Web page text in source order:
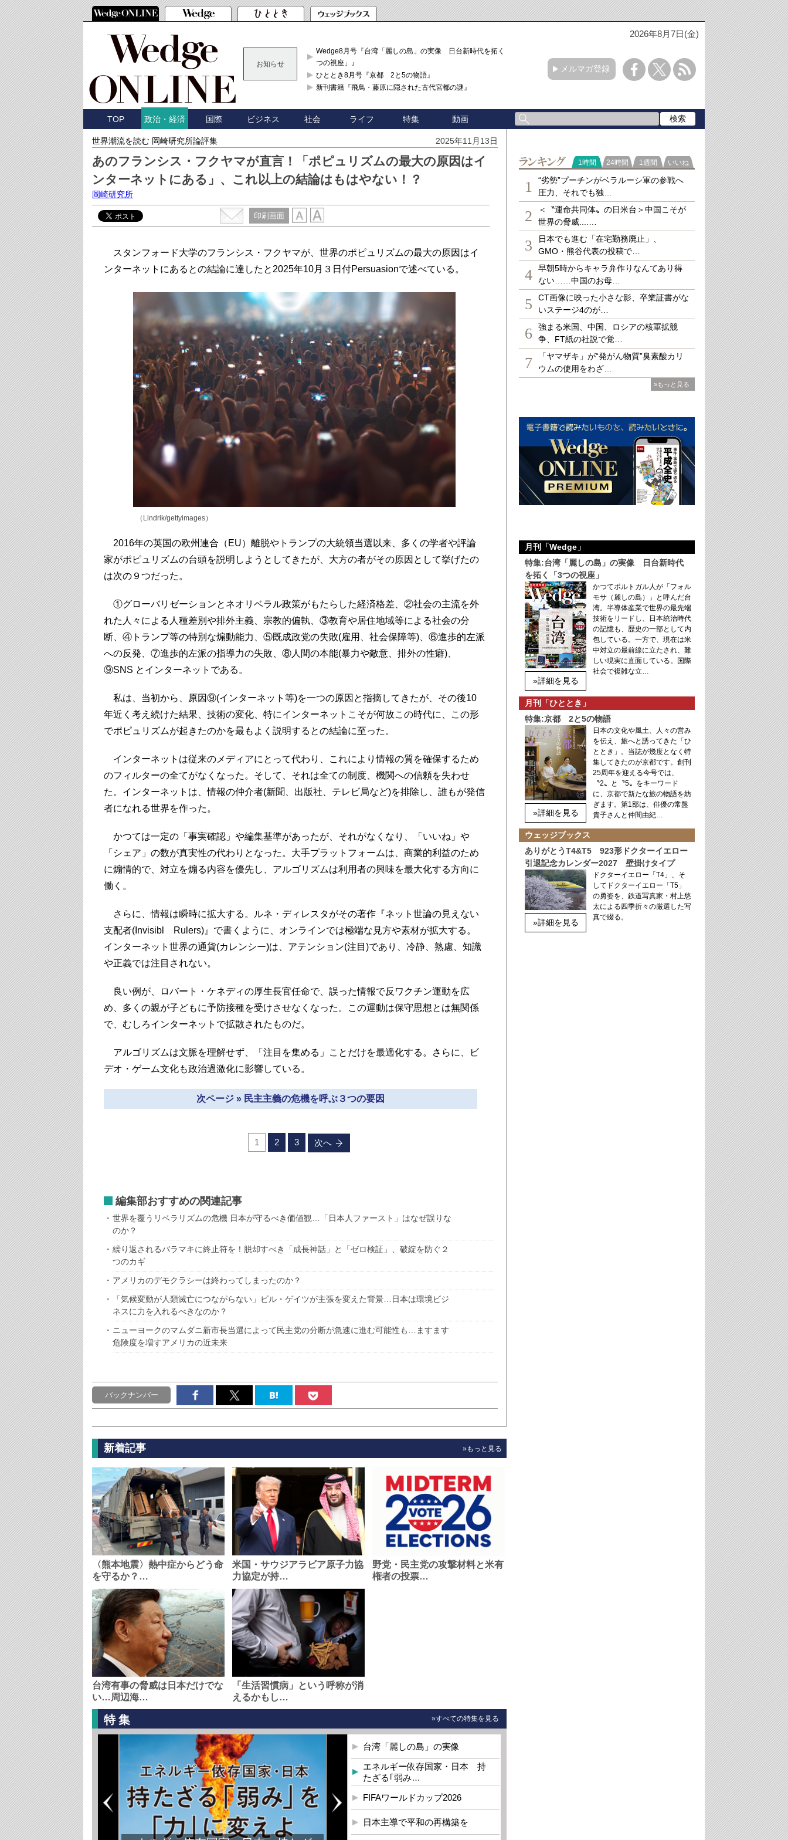
2026年8月7日(金)
お知らせ
Wedge8月号『台湾「麗しの島」の実像 日台新時代を拓く「3
つの視座」』
ひととき8月号『京都 2と5の物語』
新刊書籍『飛鳥・藤原に隠された古代宮都の謎』
メルマガ登録
TOP 政治・経済 国際 ビジネス 社会 ライフ 特集 動画
世界潮流を読む 岡崎研究所論評集 2025年11月13日
あのフランシス・フクヤマが直言！「ポピュリズムの最大の原因はイ
ンターネットにある」、これ以上の結論はもはやない！？
岡崎研究所
印刷画面
スタンフォード大学のフランシス・フクヤマが、世界のポピュリズムの最大の原因はイ
ンターネットにあるとの結論に達したと2025年10月３日付Persuasionで述べている。
（Lindrik/gettyimages）
2016年の英国の欧州連合（EU）離脱やトランプの大統領当選以来、多くの学者や評論
家がポピュリズムの台頭を説明しようとしてきたが、大方の者がその原因として挙げたの
は次の９つだった。
①グローバリゼーションとネオリベラル政策がもたらした経済格差、②社会の主流を外
れた人々による人種差別や排外主義、宗教的偏執、③教育や居住地域等による社会の分
断、④トランプ等の特別な煽動能力、⑤既成政党の失敗(雇用、社会保障等)、⑥進歩的左派
への反発、⑦進歩的左派の指導力の失敗、⑧人間の本能(暴力や敵意、排外の性癖)、
⑨SNS とインターネットである。
私は、当初から、原因⑨(インターネット等)を一つの原因と指摘してきたが、その後10
年近く考え続けた結果、技術の変化、特にインターネットこそが何故この時代に、この形
でポピュリズムが起きたのかを最もよく説明するとの結論に至った。
インターネットは従来のメディアにとって代わり、これにより情報の質を確保するため
のフィルターの全てがなくなった。そして、それは全ての制度、機関への信頼を失わせ
た。インターネットは、情報の仲介者(新聞、出版社、テレビ局など)を排除し、誰もが発信
者になれる世界を作った。
かつては一定の「事実確認」や編集基準があったが、それがなくなり、「いいね」や
「シェア」の数が真実性の代わりとなった。大手プラットフォームは、商業的利益のため
に煽情的で、対立を煽る内容を優先し、アルゴリズムは利用者の興味を最大化する方向に
働く。
さらに、情報は瞬時に拡大する。ルネ・ディレスタがその著作『ネット世論の見えない
支配者(Invisibl Rulers)』で書くように、オンラインでは極端な見方や素材が拡大する。
インターネット世界の通貨(カレンシー)は、アテンション(注目)であり、冷静、熟慮、知識
や正義では注目されない。
良い例が、ロバート・ケネディの厚生長官任命で、誤った情報で反ワクチン運動を広
め、多くの親が子どもに予防接種を受けさせなくなった。この運動は保守思想とは無関係
で、むしろインターネットで拡散されたものだ。
アルゴリズムは文脈を理解せず、「注目を集める」ことだけを最適化する。さらに、ビ
デオ・ゲーム文化も政治過激化に影響している。
次ページ » 民主主義の危機を呼ぶ３つの要因
1 2 3 次へ
編集部おすすめの関連記事
世界を覆うリベラリズムの危機 日本が守るべき価値観…「日本人ファースト」はなぜ誤りな
のか？
繰り返されるバラマキに終止符を！脱却すべき「成長神話」と「ゼロ検証」、破綻を防ぐ２
つのカギ
アメリカのデモクラシーは終わってしまったのか？
「気候変動が人類滅亡につながらない」ビル・ゲイツが主張を変えた背景…日本は環境ビジ
ネスに力を入れるべきなのか？
ニューヨークのマムダニ新市長当選によって民主党の分断が急速に進む可能性も…ますます
危険度を増すアメリカの近未来
バックナンバー
新着記事 »もっと見る
〈熊本地震〉熱中症からどう命
を守るか？…
米国・サウジアラビア原子力協
力協定が持…
野党・民主党の攻撃材料と米有
権者の投票…
台湾有事の脅威は日本だけでな
い…周辺海…
「生活習慣病」という呼称が消
えるかもし…
特集 »すべての特集を見る
台湾「麗しの島」の実像
エネルギー依存国家・日本 持
たざる｢弱み…
FIFAワールドカップ2026
日本主導で平和の再構築を
ランキング
1時間 24時間 1週間 いいね
1
“劣勢”プーチンがベラルーシ軍の参戦へ
圧力、それでも独…
2
＜〝運命共同体〟の日米台＞中国こそが
世界の脅威....…
3
日本でも進む「在宅勤務廃止」、
GMO・熊谷代表の投稿で…
4
早朝5時からキャラ弁作りなんてあり得
ない……中国のお母…
5
CT画像に映った小さな影、卒業証書がな
いステージ4のが…
6
強まる米国、中国、ロシアの核軍拡競
争、FT紙の社説で覚…
7
「ヤマザキ」が“発がん物質”臭素酸カリ
ウムの使用をわざ…
»もっと見る
月刊「Wedge」
特集:台湾「麗しの島」の実像 日台新時代
を拓く「3つの視座」
»詳細を見る
かつてポルトガル人が「フォル
モサ（麗しの島）」と呼んだ台
湾。半導体産業で世界の最先端
技術をリードし、日本統治時代
の記憶も、歴史の一部として内
包している。一方で、現在は米
中対立の最前線に立たされ、難
しい現実に直面している。国際
社会で複雑な立…
月刊「ひととき」
特集:京都 2と5の物語
»詳細を見る
日本の文化や風土、人々の営み
を伝え、旅へと誘ってきた「ひ
ととき」。当誌が幾度となく特
集してきたのが京都です。創刊
25周年を迎える今号では、
〝2〟と〝5〟をキーワード
に、京都で新たな旅の物語を紡
ぎます。第1部は、俳優の常盤
貴子さんと仲間由紀…
ウェッジブックス
ありがとうT4&T5 923形ドクターイエロー
引退記念カレンダー2027 壁掛けタイプ
»詳細を見る
ドクターイエロー「T4」、そ
してドクターイエロー「T5」
の勇姿を、鉄道写真家・村上悠
太による四季折々の厳選した写
真で綴る。